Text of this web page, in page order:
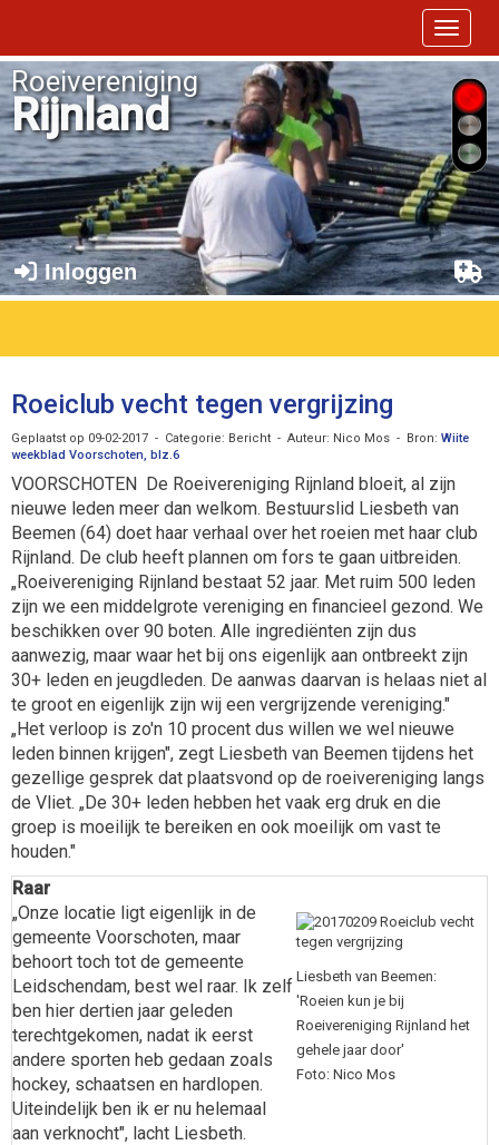
Toggle
Roeivereniging
Rijnland
Inloggen
Roeiclub vecht tegen vergrijzing
Geplaatst op 09-02-2017 - Categorie: Bericht - Auteur: Nico Mos - Bron: Wiite
weekblad Voorschoten, blz.6
VOORSCHOTEN De Roeivereniging Rijnland bloeit, al zijn
nieuwe leden meer dan welkom. Bestuurslid Liesbeth van
Beemen (64) doet haar verhaal over het roeien met haar club
Rijnland. De club heeft plannen om fors te gaan uitbreiden.
„Roeivereniging Rijnland bestaat 52 jaar. Met ruim 500 leden
zijn we een middelgrote vereniging en financieel gezond. We
beschikken over 90 boten. Alle ingrediënten zijn dus
aanwezig, maar waar het bij ons eigenlijk aan ontbreekt zijn
30+ leden en jeugdleden. De aanwas daarvan is helaas niet al
te groot en eigenlijk zijn wij een vergrijzende vereniging."
„Het verloop is zo'n 10 procent dus willen we wel nieuwe
leden binnen krijgen", zegt Liesbeth van Beemen tijdens het
gezellige gesprek dat plaatsvond op de roeivereniging langs
de Vliet. „De 30+ leden hebben het vaak erg druk en die
groep is moeilijk te bereiken en ook moeilijk om vast te
houden."
Raar
„Onze locatie ligt eigenlijk in de
gemeente Voorschoten, maar
behoort toch tot de gemeente
Leidschendam, best wel raar. Ik zelf
ben hier dertien jaar geleden
terechtgekomen, nadat ik eerst
andere sporten heb gedaan zoals
hockey, schaatsen en hardlopen.
Uiteindelijk ben ik er nu helemaal
aan verknocht", lacht Liesbeth.
Liesbeth van Beemen:
'Roeien kun je bij
Roeivereniging Rijnland het
gehele jaar door'
Foto: Nico Mos